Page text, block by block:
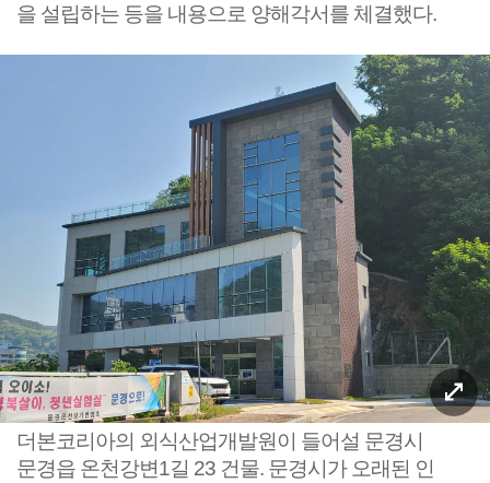
을 설립하는 등을 내용으로 양해각서를 체결했다.
더본코리아의 외식산업개발원이 들어설 문경시
문경읍 온천강변1길 23 건물. 문경시가 오래된 인